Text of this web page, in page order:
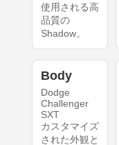
使用される高
品質の
Shadow。
Body
Dodge
Challenger
SXT
カスタマイズ
された外観と